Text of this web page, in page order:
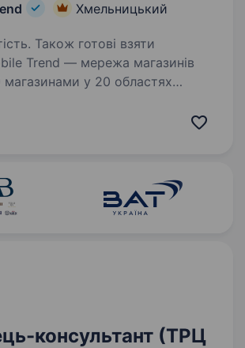
Хмельницький
Також готові взяти
магазинами у 20 областях
консультант (ТРЦ